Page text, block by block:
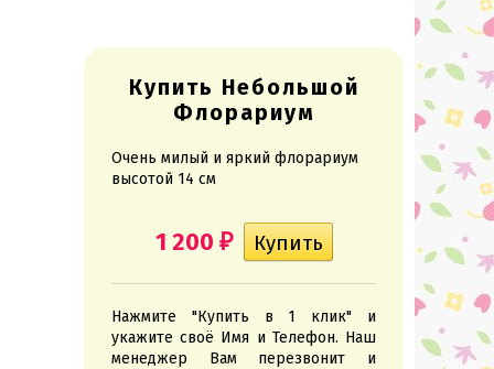
Купить Небольшой
Флорариум
Очень милый и яркий флорариум
высотой 14 см
1 200 ₽
Нажмите "Купить в 1 клик" и
укажите своё Имя и Телефон. Наш
менеджер Вам перезвонит и